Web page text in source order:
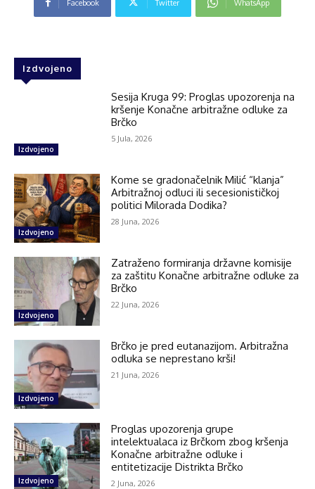
Facebook Twitter WhatsApp
Izdvojeno
Izdvojeno
Sesija Kruga 99: Proglas upozorenja na
kršenje Konačne arbitražne odluke za
Brčko
5 Jula, 2026
Izdvojeno
Kome se gradonačelnik Milić “klanja”
Arbitražnoj odluci ili secesionističkoj
politici Milorada Dodika?
28 Juna, 2026
Izdvojeno
Zatraženo formiranja državne komisije
za zaštitu Konačne arbitražne odluke za
Brčko
22 Juna, 2026
Izdvojeno
Brčko je pred eutanazijom. Arbitražna
odluka se neprestano krši!
21 Juna, 2026
Izdvojeno
Proglas upozorenja grupe
intelektualaca iz Brčkom zbog kršenja
Konačne arbitražne odluke i
entitetizacije Distrikta Brčko
2 Juna, 2026